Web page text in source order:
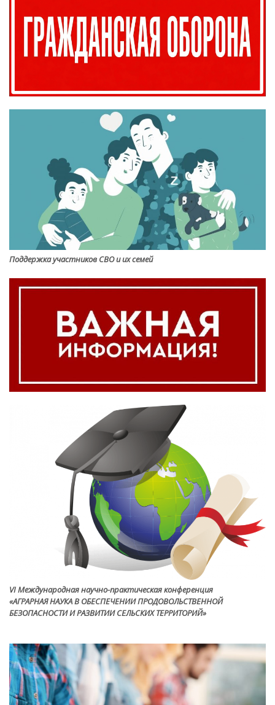
Поддержка участников СВО и их семей
VI Международная научно-практическая конференция
«АГРАРНАЯ НАУКА В ОБЕСПЕЧЕНИИ ПРОДОВОЛЬСТВЕННОЙ
БЕЗОПАСНОСТИ И РАЗВИТИИ СЕЛЬСКИХ ТЕРРИТОРИЙ»